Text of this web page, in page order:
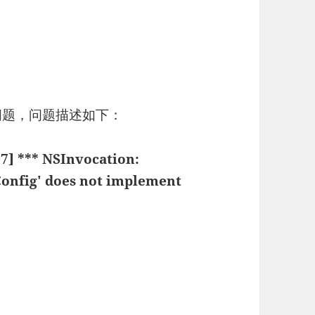
，问题描述如下：
*** NSInvocation:
does not implement